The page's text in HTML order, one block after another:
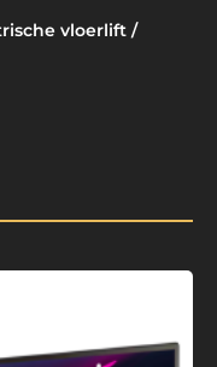
vloerlift /